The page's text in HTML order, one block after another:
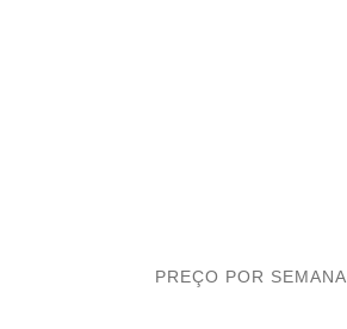
PREÇO POR SEMANA